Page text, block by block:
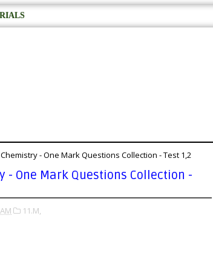
- One Mark Questions Collection - Test 1,2
- One Mark Questions Collection -
11.M,